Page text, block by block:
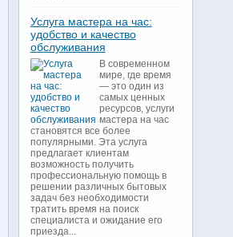
Услуга мастера на час:
удобство и качество
обслуживания
В современном
мире, где время
— это один из
самых ценных
ресурсов, услуги
мастера на час
становятся все более
популярными. Эта услуга
предлагает клиентам
возможность получить
профессиональную помощь в
решении различных бытовых
задач без необходимости
тратить время на поиск
специалиста и ожидание его
приезда...